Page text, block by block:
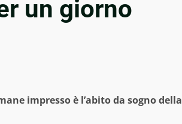
un giorno
impresso è l’abito da sogno della